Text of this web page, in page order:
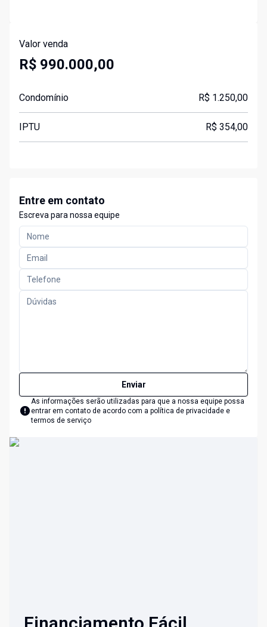
Valor venda
R$ 990.000,00
Condomínio R$ 1.250,00
IPTU R$ 354,00
Entre em contato
Escreva para nossa equipe
Enviar
As informações serão utilizadas para que a nossa equipe possa
entrar em contato de acordo com a política de privacidade e
termos de serviço